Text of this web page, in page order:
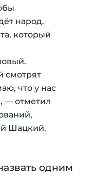
народ.
который
смотрят
что у нас
— отметил
Шацкий.
одним